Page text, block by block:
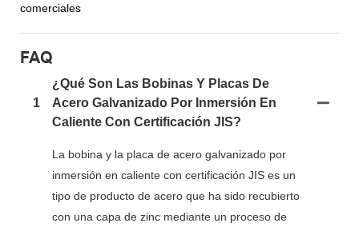
comerciales
FAQ
1
¿Qué Son Las Bobinas Y Placas De
Acero Galvanizado Por Inmersión En
Caliente Con Certificación JIS?
La bobina y la placa de acero galvanizado por
inmersión en caliente con certificación JIS es un
tipo de producto de acero que ha sido recubierto
con una capa de zinc mediante un proceso de